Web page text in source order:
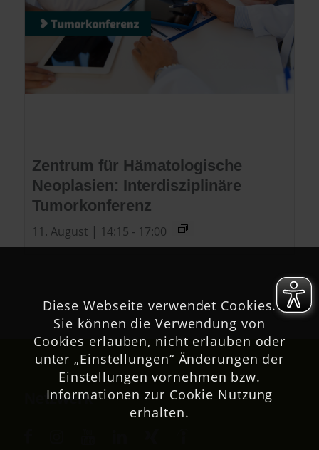
Zentrum für Hämatologische
Neoplasien: Interdisziplinäre
Tumorkonferenz
11. August | 14:15 - 17:00
Netzwerk
Diese Webseite verwendet Cookies.
Sie können die Verwendung von
Cookies erlauben, nicht erlauben oder
unter „Einstellungen“ Änderungen der
Einstellungen vornehmen bzw.
Informationen zur Cookie Nutzung
erhalten.